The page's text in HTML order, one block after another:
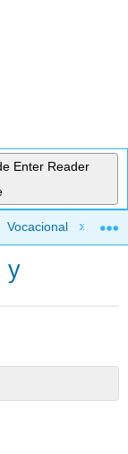
Enter Reader
Vocacional
y